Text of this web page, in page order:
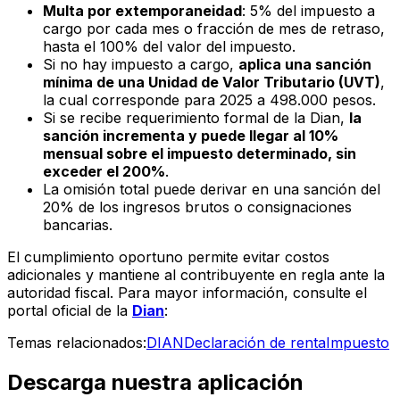
Multa por extemporaneidad: 5% del impuesto a
cargo por cada mes o fracción de mes de retraso,
hasta el 100% del valor del impuesto.
Si no hay impuesto a cargo, aplica una sanción
mínima de una Unidad de Valor Tributario (UVT),
la cual corresponde para 2025 a 498.000 pesos.
Si se recibe requerimiento formal de la Dian, la
sanción incrementa y puede llegar al 10%
mensual sobre el impuesto determinado, sin
exceder el 200%.
La omisión total puede derivar en una sanción del
20% de los ingresos brutos o consignaciones
bancarias.
El cumplimiento oportuno permite evitar costos
adicionales y mantiene al contribuyente en regla ante la
autoridad fiscal. Para mayor información, consulte el
portal oficial de la Dian:
Temas relacionados:DIANDeclaración de rentaImpuesto
Descarga nuestra aplicación